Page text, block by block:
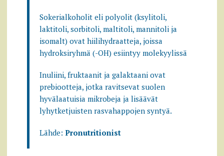
Sokerialkoholit eli polyolit (ksylitoli,
laktitoli, sorbitoli, maltitoli, mannitoli ja
isomalt) ovat hiilihydraatteja, joissa
hydroksiryhmä (-OH) esiintyy molekyylissä
Inuliini, fruktaanit ja galaktaani ovat
prebiootteja, jotka ravitsevat suolen
hyvälaatuisia mikrobeja ja lisäävät
lyhytketjuisten rasvahappojen syntyä.
Lähde: Pronutritionist